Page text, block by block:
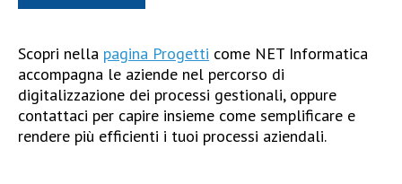
Scopri nella pagina Progetti come NET Informatica
accompagna le aziende nel percorso di
digitalizzazione dei processi gestionali, oppure
contattaci per capire insieme come semplificare e
rendere più efficienti i tuoi processi aziendali.